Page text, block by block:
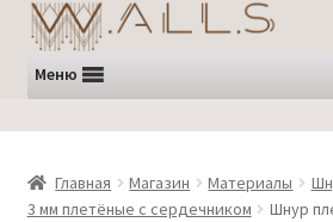
Перейти
к
навигации
Перейти
к
содержимому
Меню
Главная Магазин Материалы
3 мм плетёные с сердечником
Шнур